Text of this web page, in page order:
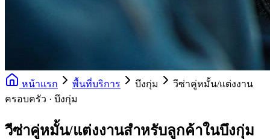
หน้าแรก พื้นที่บริการ บึงกุ่ม
วีซ่าคู่หมั้น/แต่งงาน
ครอบครัว · บึงกุ่ม
วีซ่าคู่หมั้น/แต่งงานสำหรับลูกค้าในบึงกุ่ม